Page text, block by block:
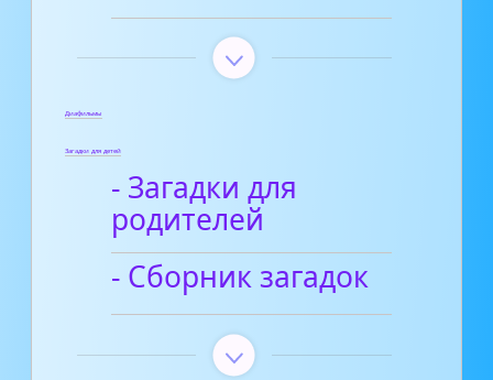
Диафильмы
Загадки для детей
- Загадки для
родителей
- Сборник загадок